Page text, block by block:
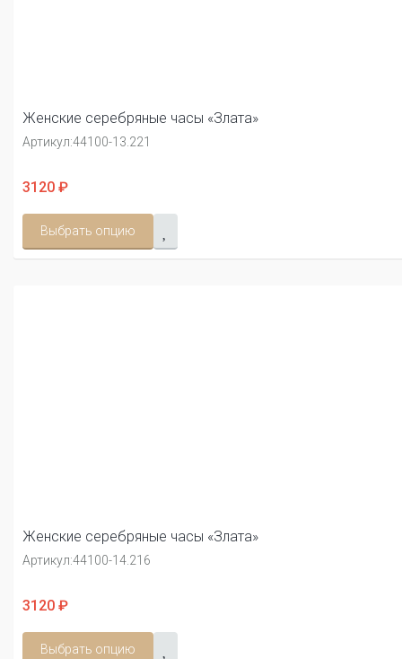
Женские серебряные часы «Злата»
Артикул:44100-13.221
3120 ₽
Выбрать опцию
Женские серебряные часы «Злата»
Артикул:44100-14.216
3120 ₽
Выбрать опцию